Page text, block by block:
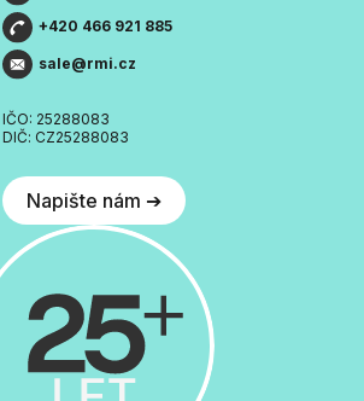
+420 466 921 885
sale@rmi.cz
IČO: 25288083
DIČ: CZ25288083
Napište nám ➔